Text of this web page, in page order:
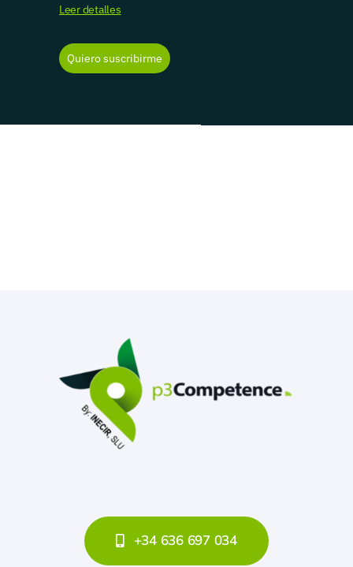
Leer detalles
Quiero suscribirme
+34 636 697 034